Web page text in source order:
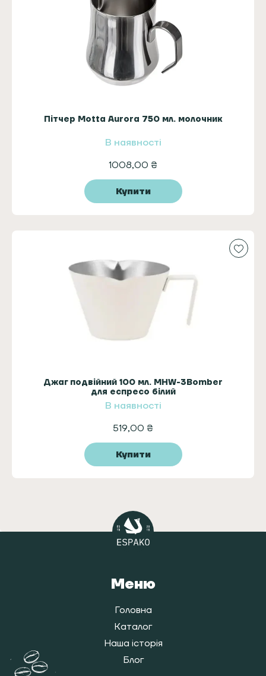
Пітчер Motta Aurora 750 мл. молочник
В наявності
1008,00 ₴
Купити
Джаг подвійний 100 мл. MHW-3Bomber
для еспресо білий
В наявності
519,00 ₴
Купити
Меню
Головна
Каталог
Наша історія
Блог